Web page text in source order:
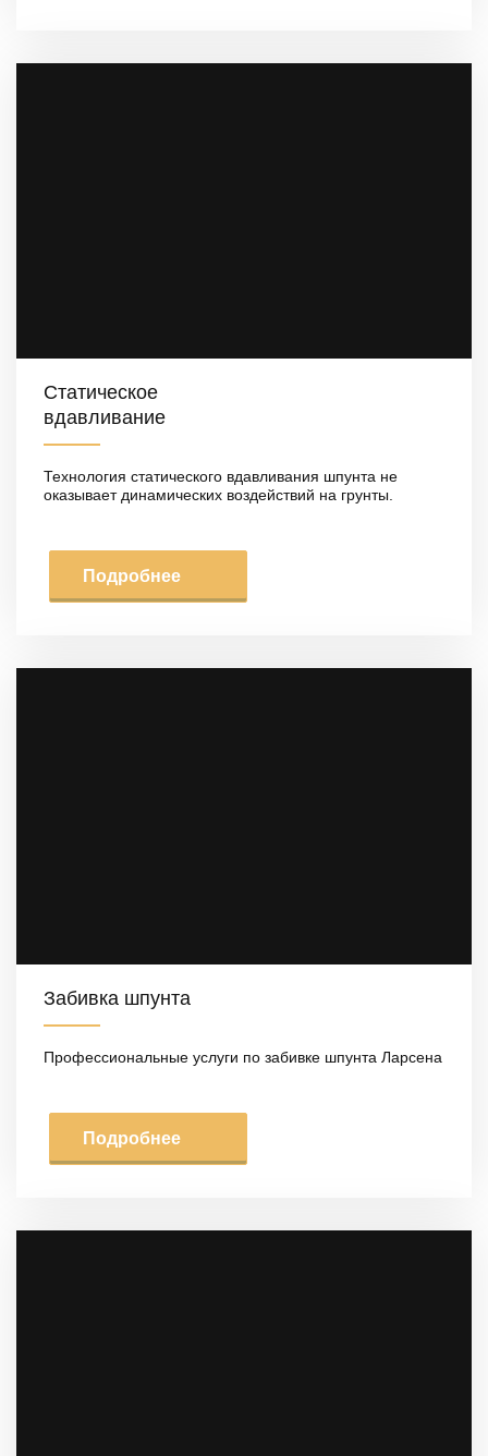
Статическое
вдавливание
Технология статического вдавливания шпунта не
оказывает динамических воздействий на грунты.
Подробнее
Забивка шпунта
Профессиональные услуги по забивке шпунта Ларсена
Подробнее